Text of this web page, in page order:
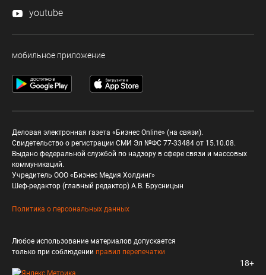
youtube
мобильное приложение
Деловая электронная газета «Бизнес Online» (на связи).
Свидетельство о регистрации СМИ Эл №ФС 77-33484 от 15.10.08.
Выдано федеральной службой по надзору в сфере связи и массовых
коммуникаций.
Учредитель ООО «Бизнес Медия Холдинг»
Шеф-редактор (главный редактор) А.В. Брусницын
Политика о персональных данных
Любое использование материалов допускается
только при соблюдении правил перепечатки
18+